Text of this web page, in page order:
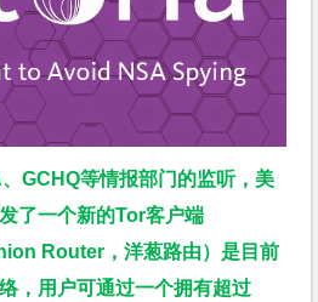
GCHQ等情报部门的监听，美
了一个新的Tor客户端
Router，洋葱路由）是目前
，用户可通过一个拥有超过